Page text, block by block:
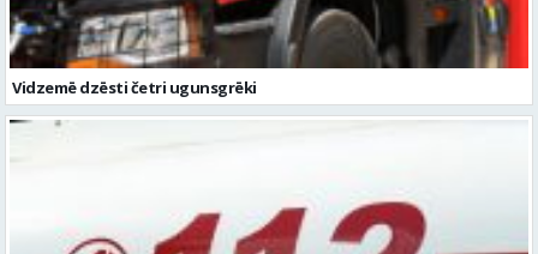
Vidzemē dzēsti četri ugunsgrēki